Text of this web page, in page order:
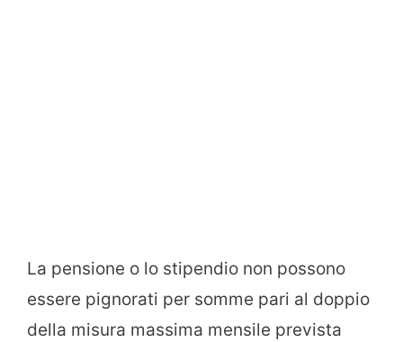
La pensione o lo stipendio non possono
essere pignorati per somme pari al doppio
della misura massima mensile prevista